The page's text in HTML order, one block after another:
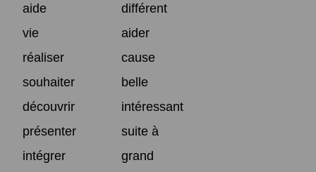
aide
différent
vie
aider
réaliser
cause
souhaiter
belle
découvrir
intéressant
présenter
suite à
intégrer
grand